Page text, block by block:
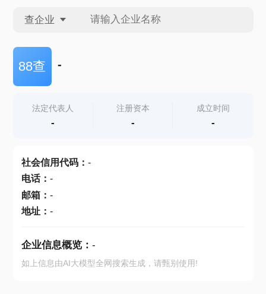
查企业
查企业
查产地
88查 -
法定代表人
-
注册资本
-
成立时间
-
社会信用代码： -
电话： -
邮箱： -
地址： -
企业信息概览： -
如上信息由AI大模型全网搜索生成，请甄别使用!